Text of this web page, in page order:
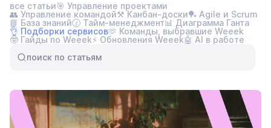
для кого
ресурсы
все статьи🎯 Управление проектами
👥 Управление командой⚒️ Канбан-доски🏓 Agile и Scrum
📘 База знаний🕝 Тайм-менеджмент📊 Диаграмма Ганта
👌 Подборки сервисов🫶 Команды, выбравшие Weeek
🤓 Гайды по Weeek⚡ Обновления Weeek🤖 AI в работе
поиск по статьям